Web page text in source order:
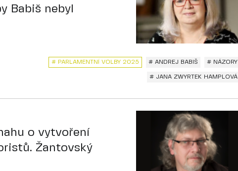
Babiš nebyl
# PARLAMENTNÍ VOLBY 2025 # ANDREJ BABIŠ # NÁZORY
# JANA ZWYRTEK HAMPLOVÁ
o vytvoření
Žantovský